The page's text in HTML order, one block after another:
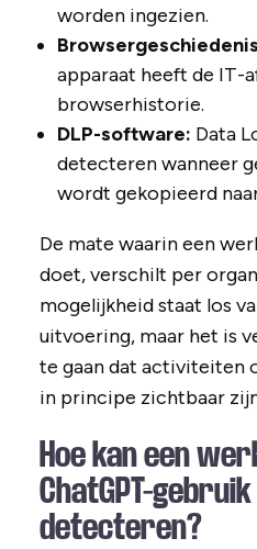
worden ingezien.
apparaat heeft de IT-
browserhistorie.
DLP-software: Data
detecteren wanneer
wordt gekopieerd
De mate waarin een
doet, verschilt per
mogelijkheid staat los
uitvoering, maar het is
te gaan dat activiteiten
in principe zichtbaar
Hoe kan een
ChatGPT-
detecteren?